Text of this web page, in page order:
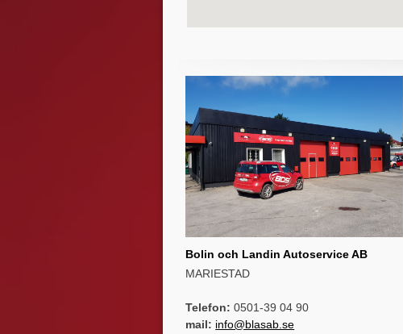
Bolin och Landin Autoservice AB
MARIESTAD
Telefon: 0501-39 04 90
mail: info@blasab.se